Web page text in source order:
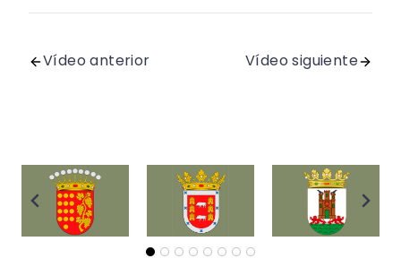
Vídeo anterior Vídeo siguiente